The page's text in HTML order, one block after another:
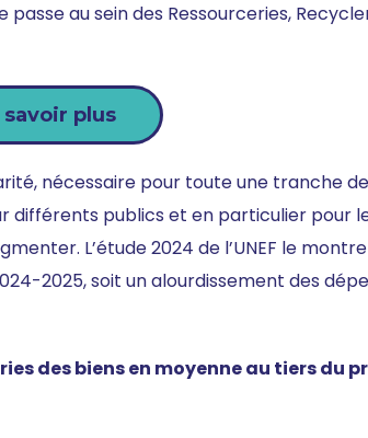
au sein des Ressourceries,
savoir plus
nécessaire pour toute une tranche
différents publics et en particulier pour
L’étude 2024 de l’UNEF le
2025, soit un alourdissement des
des biens en moyenne au tiers du